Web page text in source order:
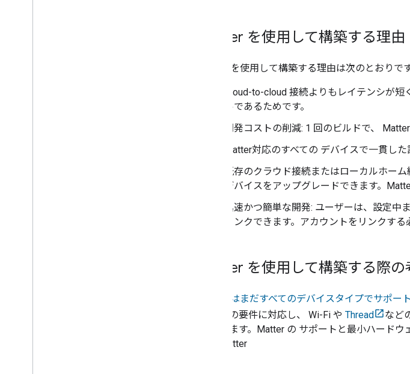
Matter を使用して構築する理由
Matter を使用して構築する理由は次のとおりです
Cloud-to-cloud 接続よりもレイテンシが短
ルであるためです。
開発コストの削減: 1 回のビルドで、 Matter
Matter対応のすべての デバイスで一貫した
既存のクラウド接続またはローカルホー
デバイスをアップグレードできます。
迅速かつ簡単な開発: ユーザーは、設定
リンクできます。アカウントをリンクする
Matter を使用して構築する際
はまだすべてのデバイスタイプでサポー
と処理の要件に対応し、 Wi-Fi や Thread
など
があります。Matter の サポートと最小ハード
Matter